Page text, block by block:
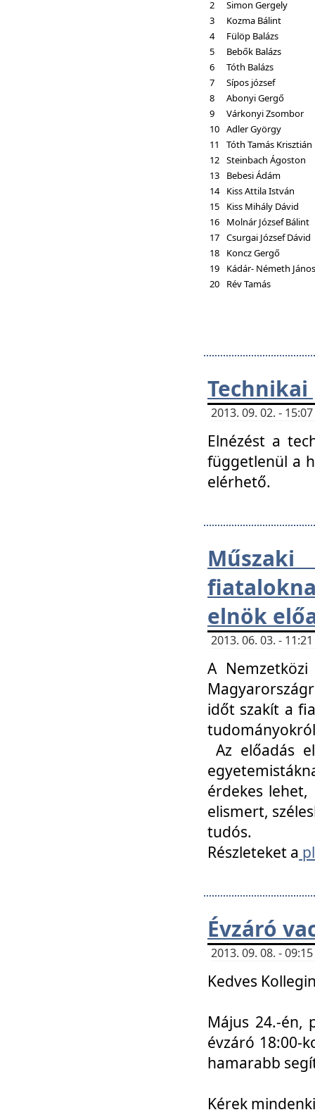
2
Simon Gergely
3
Kozma Bálint
4
Fülöp Balázs
5
Bebők Balázs
6
Tóth Balázs
7
Sípos józsef
8
Abonyi Gergő
9
Várkonyi Zsombor
10 Adler György
11
Tóth Tamás Krisztián
12 Steinbach Ágoston
13
Bebesi Ádám
14 Kiss Attila István
15
Kiss Mihály Dávid
16
Molnár József Bálint
17 Csurgai József Dávid
18
Koncz Gergő
19
Kádár- Németh János
20
Rév Tamás
2013. 09. 02. -
Elnézést a
függetlenül a
elérhető.
elnök
2013. 06. 03. -
A
időt szakít a
Az előadás
érdekes lehet,
elismert,
tudós.
Részleteket a
Évzáró
2013. 09. 08. -
Kedves
Május 24.-én,
évzáró 18:00-
hamarabb
Kérek